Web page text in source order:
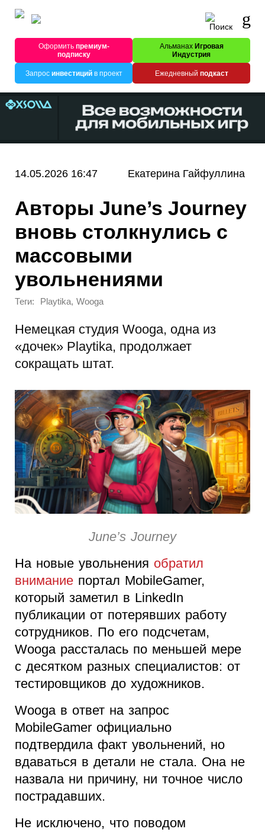
Оформитьпремиум-
подписку
Альманах Игровая
Индустрия
Запрос инвестицийв проект Ежедневный подкаст
14.05.2026 16:47 Екатерина Гайфуллина
Авторы June’s Journey
вновь столкнулись с
массовыми
увольнениями
Теги: Playtika, Wooga
Немецкая студия Wooga, одна из
«дочек» Playtika, продолжает
сокращать штат.
June’s Journey
На новые увольнения обратил
внимание портал MobileGamer,
который заметил в LinkedIn
публикации от потерявших работу
сотрудников. По его подсчетам,
Wooga рассталась по меньшей мере
с десятком разных специалистов: от
тестировщиков до художников.
Wooga в ответ на запрос
MobileGamer официально
подтвердила факт увольнений, но
вдаваться в детали не стала. Она не
назвала ни причину, ни точное число
пострадавших.
Не исключено, что поводом